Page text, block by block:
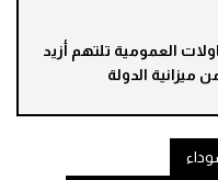
العمومية تلتهم أزيد